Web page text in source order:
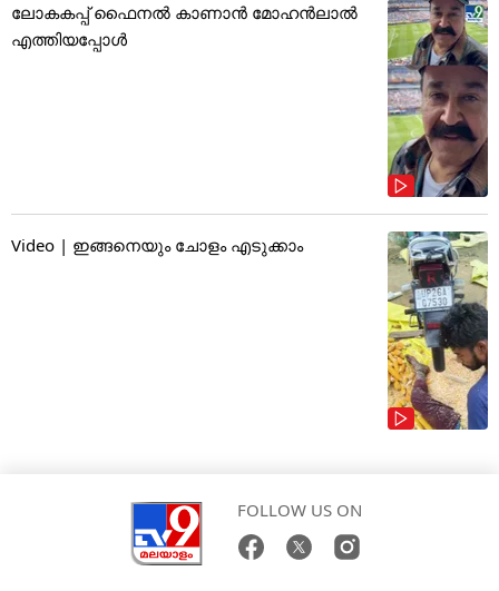
ലോകകപ്പ് ഫൈനൽ കാണാൻ മോഹൻലാൽ
എത്തിയപ്പോൾ
Video | ഇങ്ങനെയും ചോളം എടുക്കാം
FOLLOW US ON